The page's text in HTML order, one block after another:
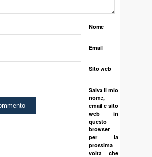
Nome
Email
Sito web
Salva il mio
nome,
email e sito
web in
questo
browser
per la
prossima
volta che